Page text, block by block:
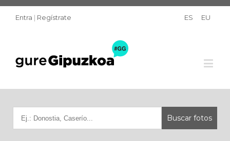
Entra | Regístrate ES EU